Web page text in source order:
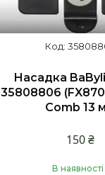
Насадка
35808806
Comb 13
150 ₴
В наявності